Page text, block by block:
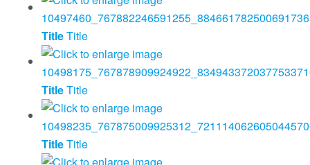
TitleTitle
TitleTitle
TitleTitle